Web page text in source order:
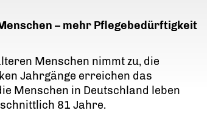
– mehr Pflegebedürftigkeit
Menschen nimmt zu, die
Jahrgänge erreichen das
Menschen in Deutschland leben
81 Jahre.